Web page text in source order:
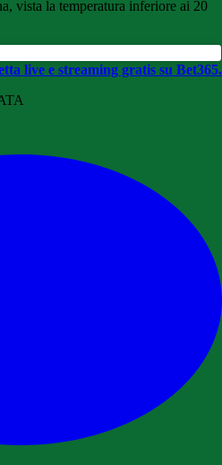
vista la temperatura inferiore ai 20
live e streaming gratis su Bet365.